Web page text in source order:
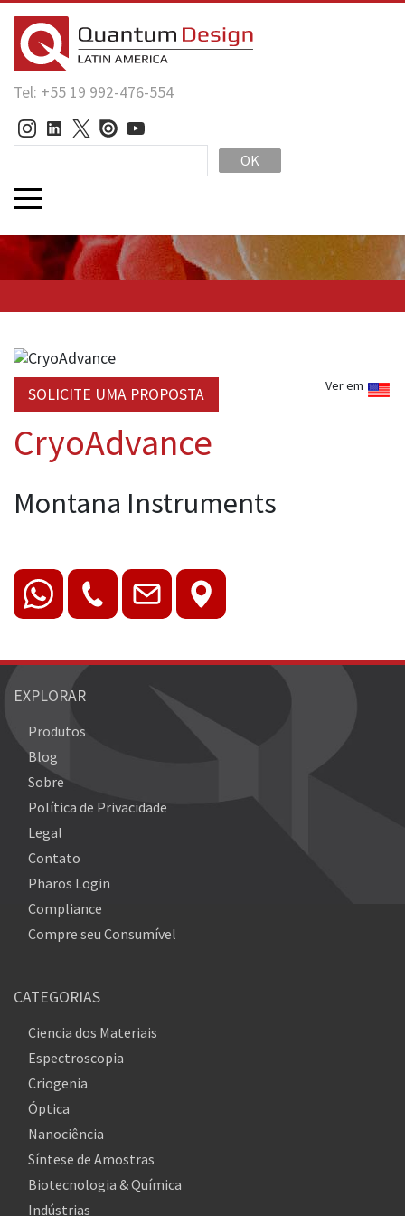
Tel: +55 19 992-476-554
OK
Ver em
SOLICITE UMA PROPOSTA
CryoAdvance
Montana Instruments
EXPLORAR
Produtos
Blog
Sobre
Política de Privacidade
Legal
Contato
Pharos Login
Compliance
Compre seu Consumível
CATEGORIAS
Ciencia dos Materiais
Espectroscopia
Criogenia
Óptica
Nanociência
Síntese de Amostras
Biotecnologia & Química
Indústrias